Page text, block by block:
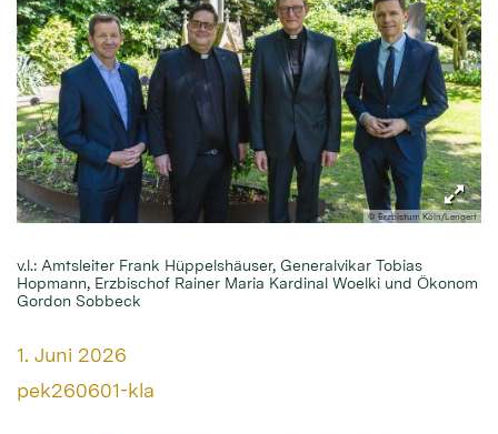
© Erzbistum Köln/Lengert
v.l.: Amtsleiter Frank Hüppelshäuser, Generalvikar Tobias
Hopmann, Erzbischof Rainer Maria Kardinal Woelki und Ökonom
Gordon Sobbeck
Datum:
1. Juni 2026
Von:
pek260601-kla